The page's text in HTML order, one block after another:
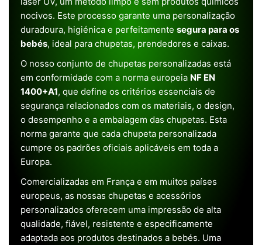
nocivos. Este processo garante uma personalização
duradoura, higiénica e perfeitamente segura para os
bebés, ideal para chupetas, prendedores e caixas.
O nosso conjunto de chupetas personalizadas está
em conformidade com a norma europeia NF EN
1400+A1, que define os critérios essenciais de
segurança relacionados com os materiais, o design,
o desempenho e a embalagem das chupetas. Esta
norma garante que cada chupeta personalizada
cumpre os padrões oficiais aplicáveis em toda a
Europa.
Comercializadas em França e em muitos países
europeus, as nossas chupetas e acessórios
personalizados oferecem uma impressão de alta
qualidade, fiável, resistente e especificamente
adaptada aos produtos destinados a bebés. Uma